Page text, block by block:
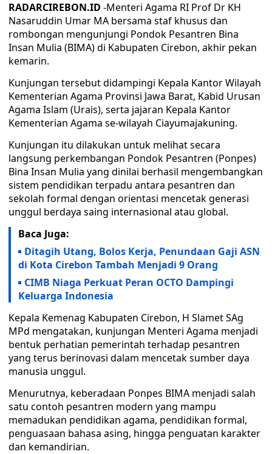
RADARCIREBON.ID -Menteri Agama RI Prof Dr KH
Nasaruddin Umar MA bersama staf khusus dan
rombongan mengunjungi Pondok Pesantren Bina
Insan Mulia (BIMA) di Kabupaten Cirebon, akhir pekan
kemarin.
Kunjungan tersebut didampingi Kepala Kantor Wilayah
Kementerian Agama Provinsi Jawa Barat, Kabid Urusan
Agama Islam (Urais), serta jajaran Kepala Kantor
Kementerian Agama se-wilayah Ciayumajakuning.
Kunjungan itu dilakukan untuk melihat secara
langsung perkembangan Pondok Pesantren (Ponpes)
Bina Insan Mulia yang dinilai berhasil mengembangkan
sistem pendidikan terpadu antara pesantren dan
sekolah formal dengan orientasi mencetak generasi
unggul berdaya saing internasional atau global.
Baca Juga:
Ditagih Utang, Bolos Kerja, Penundaan Gaji ASN
di Kota Cirebon Tambah Menjadi 9 Orang
CIMB Niaga Perkuat Peran OCTO Dampingi
Keluarga Indonesia
Kepala Kemenag Kabupaten Cirebon, H Slamet SAg
MPd mengatakan, kunjungan Menteri Agama menjadi
bentuk perhatian pemerintah terhadap pesantren
yang terus berinovasi dalam mencetak sumber daya
manusia unggul.
Menurutnya, keberadaan Ponpes BIMA menjadi salah
satu contoh pesantren modern yang mampu
memadukan pendidikan agama, pendidikan formal,
penguasaan bahasa asing, hingga penguatan karakter
dan kemandirian.